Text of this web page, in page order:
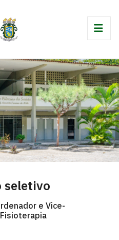
seletivo
e Vice-